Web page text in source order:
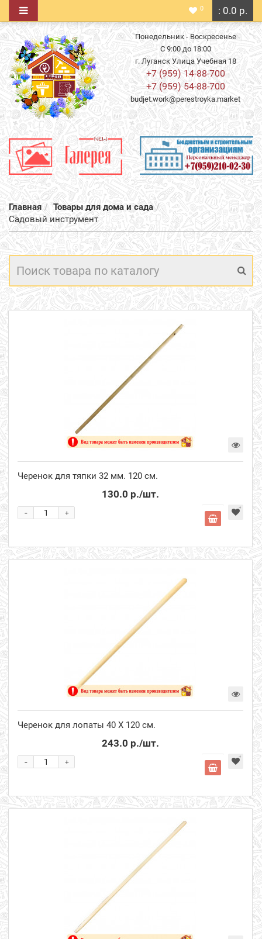
: 0.0 р.
0
Понедельник - Воскресенье
С 9:00 до 18:00
г. Луганск Улица Учебная 18
+7 (959) 14-88-700
+7 (959) 54-88-700
budjet.work@perestroyka.market
Главная
Товары для дома и сада
Садовый инструмент
Черенок для тяпки 32 мм. 120 см.
130.0 р./шт.
+
-
Черенок для лопаты 40 Х 120 см.
243.0 р./шт.
+
-